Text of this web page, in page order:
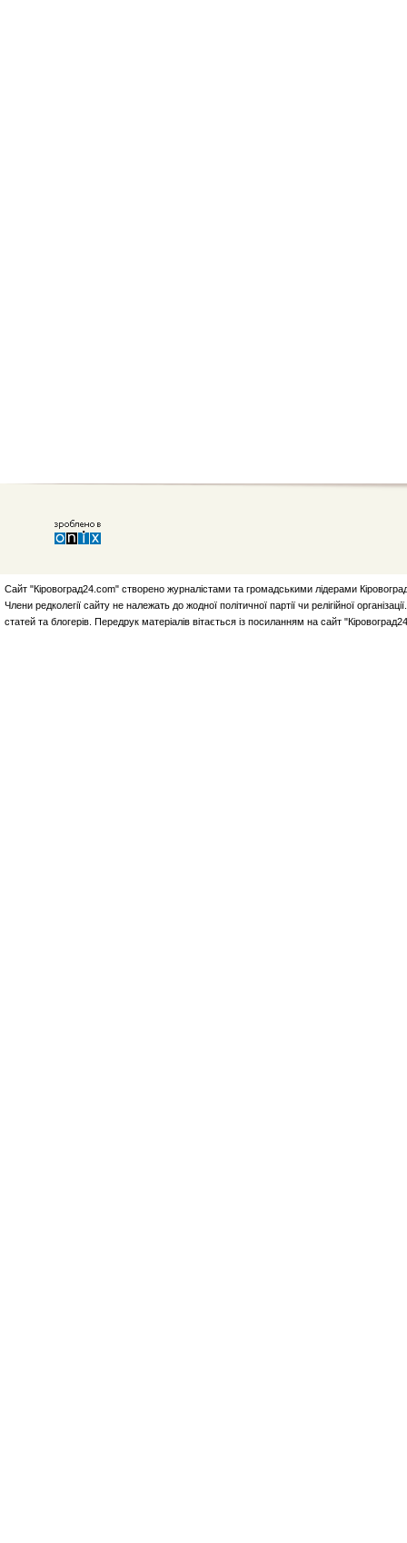
Сайт "Кіровоград24.com" створено журналістами та громадськими лідерами
Члени редколегії сайту не належать до жодної політичної партії чи релігійної
статей та блогерів. Передрук матеріалів вітається із посиланням на сайт